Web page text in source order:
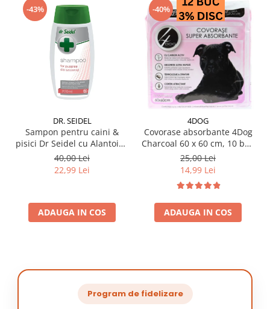
-43%
DR. SEIDEL
Sampon pentru caini &
pisici Dr Seidel cu Alantoina
220 ml
40,00 Lei
22,99 Lei
ADAUGA IN COS
-40%
4DOG
Covorase absorbante 4Dog
Charcoal 60 x 60 cm, 10 buc
/ pachet
25,00 Lei
14,99 Lei
ADAUGA IN COS
Program de fidelizare